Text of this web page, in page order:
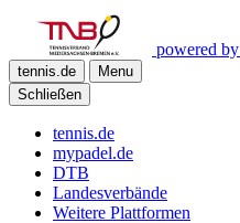
powered by
tennis.de
Menu
Schließen
tennis.de
mypadel.de
DTB
Landesverbände
Weitere Plattformen